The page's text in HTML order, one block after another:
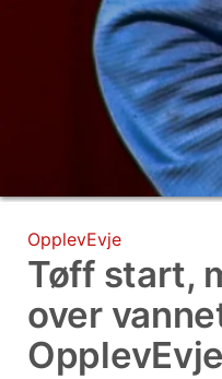
OpplevEvje
Tøff start,
over